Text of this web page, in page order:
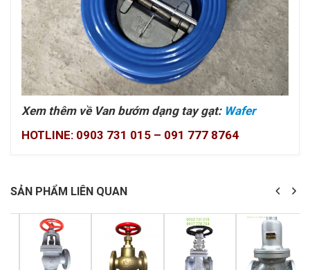
Xem thêm về Van bướm dạng tay gạt: Wafer
HOTLINE: 0903 731 015 – 091 777 8764
SẢN PHẨM LIÊN QUAN